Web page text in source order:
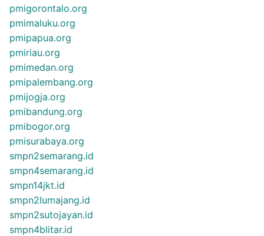
pmigorontalo.org
pmimaluku.org
pmipapua.org
pmiriau.org
pmimedan.org
pmipalembang.org
pmijogja.org
pmibandung.org
pmibogor.org
pmisurabaya.org
smpn2semarang.id
smpn4semarang.id
smpn14jkt.id
smpn2lumajang.id
smpn2sutojayan.id
smpn4blitar.id